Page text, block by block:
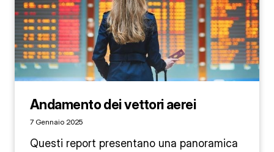
Andamento dei vettori aerei
7 Gennaio 2025
Questi report presentano una panoramica